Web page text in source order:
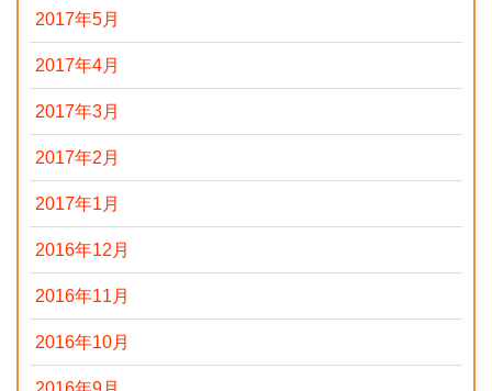
2017年5月
2017年4月
2017年3月
2017年2月
2017年1月
2016年12月
2016年11月
2016年10月